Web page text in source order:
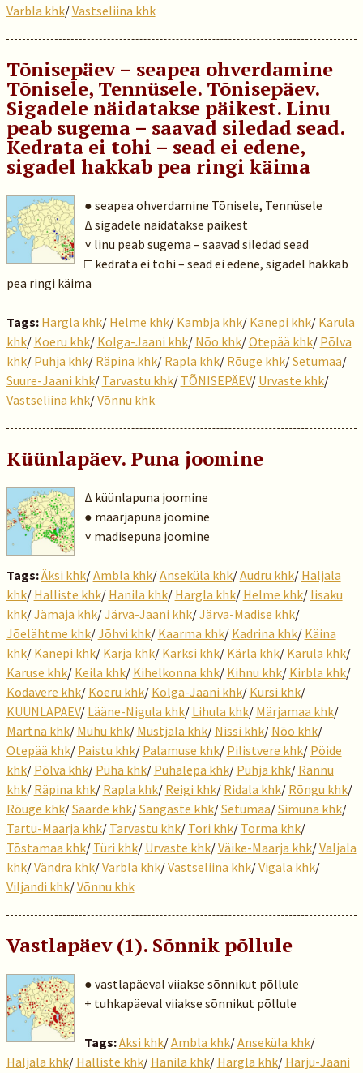
Varbla khk/Vastseliina khk
Tõnisepäev – seapea ohverdamine
Tõnisele, Tennüsele. Tõnisepäev.
Sigadele näidatakse päikest. Linu
peab sugema – saavad siledad sead.
Kedrata ei tohi – sead ei edene,
sigadel hakkab pea ringi käima
● seapea ohverdamine Tõnisele, Tennüsele
Δ sigadele näidatakse päikest
˅ linu peab sugema – saavad siledad sead
□ kedrata ei tohi – sead ei edene, sigadel hakkab
pea ringi käima
Tags: Hargla khk/ Helme khk/ Kambja khk/ Kanepi khk/ Karula
khk/ Koeru khk/ Kolga-Jaani khk/ Nõo khk/Otepää khk/ Põlva
khk/ Puhja khk/ Räpina khk/ Rapla khk/ Rõuge khk/Setumaa/
Suure-Jaani khk/ Tarvastu khk/ TÕNISEPÄEV/ Urvaste khk/
Vastseliina khk/Võnnu khk
Küünlapäev. Puna joomine
Δ küünlapuna joomine
● maarjapuna joomine
˅ madisepuna joomine
Tags:Äksi khk/Ambla khk/Anseküla khk/Audru khk/ Haljala
khk/ Halliste khk/ Hanila khk/ Hargla khk/ Helme khk/ Iisaku
khk/Jämaja khk/Järva-Jaani khk/Järva-Madise khk/
Jõelähtme khk/Jõhvi khk/ Kaarma khk/ Kadrina khk/ Käina
khk/ Kanepi khk/ Karja khk/ Karksi khk/ Kärla khk/ Karula khk/
Karuse khk/ Keila khk/ Kihelkonna khk/ Kihnu khk/ Kirbla khk/
Kodavere khk/ Koeru khk/ Kolga-Jaani khk/ Kursi khk/
KÜÜNLAPÄEV/ Lääne-Nigula khk/ Lihula khk/ Märjamaa khk/
Martna khk/ Muhu khk/ Mustjala khk/ Nissi khk/ Nõo khk/
Otepää khk/ Paistu khk/ Palamuse khk/ Pilistvere khk/ Pöide
khk/ Põlva khk/ Püha khk/ Pühalepa khk/ Puhja khk/ Rannu
khk/ Räpina khk/ Rapla khk/ Reigi khk/ Ridala khk/ Rõngu khk/
Rõuge khk/Saarde khk/Sangaste khk/Setumaa/Simuna khk/
Tartu-Maarja khk/ Tarvastu khk/ Tori khk/ Torma khk/
Tõstamaa khk/ Türi khk/ Urvaste khk/Väike-Maarja khk/Valjala
khk/Vändra khk/Varbla khk/Vastseliina khk/Vigala khk/
Viljandi khk/Võnnu khk
Vastlapäev (1). Sõnnik põllule
● vastlapäeval viiakse sõnnikut põllule
+ tuhkapäeval viiakse sõnnikut põllule
Tags:Äksi khk/Ambla khk/Anseküla khk/
Haljala khk/ Halliste khk/ Hanila khk/ Hargla khk/ Harju-Jaani